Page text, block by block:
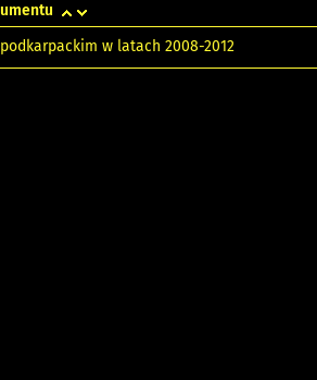
w latach 2008-2012